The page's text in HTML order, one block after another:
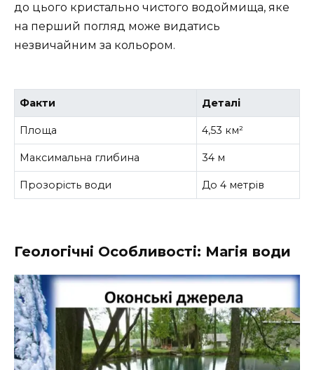
до цього кристально чистого водоймища, яке
на перший погляд може видатись
незвичайним за кольором.
Факти Деталі
Площа 4,53 км²
Максимальна глибина 34 м
Прозорість води До 4 метрів
Геологічні Особливості: Магія води